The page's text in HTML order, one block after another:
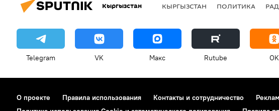
Кыргызстан КЫРГЫЗСТАН ПОЛИТИКА
Telegram VK Макс Rutube OK
О проекте Правила использования Контакты и сотрудничество